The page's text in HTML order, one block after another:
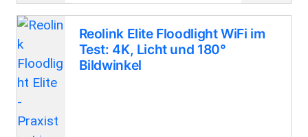
Reolink Elite Floodlight WiFi im
Test: 4K, Licht und 180°
Bildwinkel